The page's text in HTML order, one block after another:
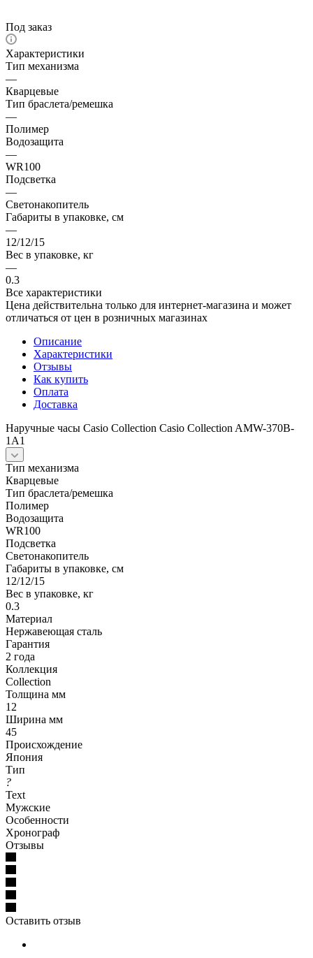
Под заказ
Характеристики
Тип механизма
—
Кварцевые
Тип браслета/ремешка
—
Полимер
Водозащита
—
WR100
Подсветка
—
Светонакопитель
Габариты в упаковке, см
—
12/12/15
Вес в упаковке, кг
—
0.3
Все характеристики
Цена действительна только для интернет-магазина и может
отличаться от цен в розничных магазинах
Описание
Характеристики
Отзывы
Как купить
Оплата
Доставка
Наручные часы Casio Collection Casio Collection AMW-370B-
1A1
Тип механизма
Кварцевые
Тип браслета/ремешка
Полимер
Водозащита
WR100
Подсветка
Светонакопитель
Габариты в упаковке, см
12/12/15
Вес в упаковке, кг
0.3
Материал
Нержавеющая сталь
Гарантия
2 года
Коллекция
Collection
Толщина мм
12
Ширина мм
45
Происхождение
Япония
Тип
?
Text
Мужские
Особенности
Хронограф
Отзывы
Оставить отзыв